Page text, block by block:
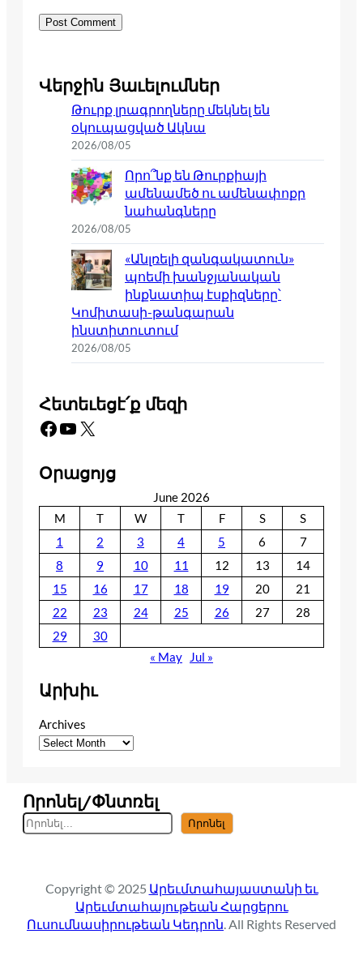
Վերջին Յաւելումներ
Թուրք լրագրողները մեկնել են
օկուպացված Ակնա
2026/08/05
Որո՞նք են Թուրքիայի
ամենամեծ ու ամենափոքր
նահանգները
2026/08/05
«Անլռելի զանգակատուն»
պոեմի խանջյանական
ինքնատիպ էսքիզները՝
Կոմիտասի-թանգարան
ինստիտուտում
2026/08/05
Հետեւեցէ՛ք մեզի
Facebook YouTube X
Օրացոյց
June 2026
M
T W T F S
S
1
2 3 4 5 6
7
8
9 10 11 12 13
14
15
16 17 18 19 20
21
22
23 24 25 26 27
28
29
30
« May
Jul »
Արխիւ
Archives
Որոնել/Փնտռել
S
e
c
h
Որոնել
Copyright © 2025 Արեւմտահայաստանի եւ
Արեւմտահայութեան Հարցերու
Ուսումնասիրութեան Կեդրոն . All Rights Reserved